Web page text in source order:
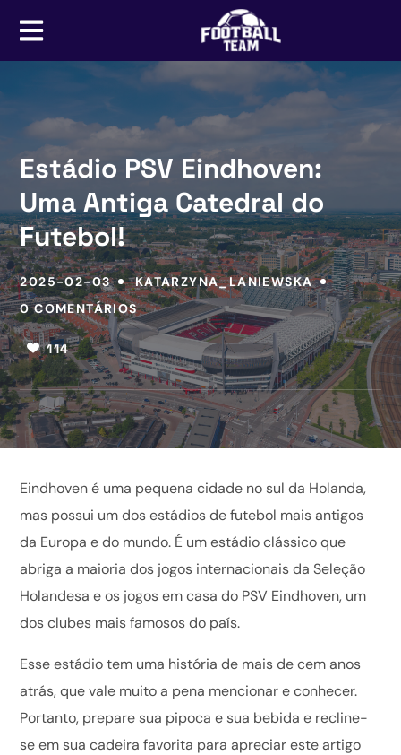
Estádio PSV Eindhoven:
Uma Antiga Catedral do
Futebol!
2025-02-03
KATARZYNA_LANIEWSKA
0 COMENTÁRIOS
114
Eindhoven é uma pequena cidade no sul da Holanda,
mas possui um dos estádios de futebol mais antigos
da Europa e do mundo. É um estádio clássico que
abriga a maioria dos jogos internacionais da Seleção
Holandesa e os jogos em casa do PSV Eindhoven, um
dos clubes mais famosos do país.
Esse estádio tem uma história de mais de cem anos
atrás, que vale muito a pena mencionar e conhecer.
Portanto, prepare sua pipoca e sua bebida e recline-
se em sua cadeira favorita para apreciar este artigo